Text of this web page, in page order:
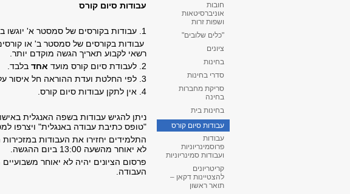
חובות
אוניברסיטאות
ושפות זרות
"כלים שלובים"
ציונים
בחינות
סדרי בחינות
סריקת מחברות
בחינה
בחינות בית
עבודות סיום קורס
עבודות
פרוסמינריוניות
ועבודות סמינריוניות
קריטריונים
להצטיינות דקאן –
תואר ראשון
עבודות סיום קורס
1. עבודות בקורסים של סמסטר א' יוגשו ביום הראשון של סמסטר ב', בתאריך
עבודות בקורסים של סמסטר ב' או
רשאי לקבוע תאריך הגשה מוקדם יותר.
2. לעבודת סיום קורס מועד
אחד בלבד.
3. לפי החלטת ועדת ההוראה חל איסור על הגשת עבודות משותפות.
4. אין לתקן עבודות סיום קורס.
ניתן להגיש עבודות בשפה האנגלית
"טופס כתיבת עבודה באנגלית" ויצרפו
התלמידים יחזירו את העבודות
לא יאוחר מהשעה 13:00 ביום ההגשה.
פרסום הציונים יהיה לא יאוחר
העבודה.